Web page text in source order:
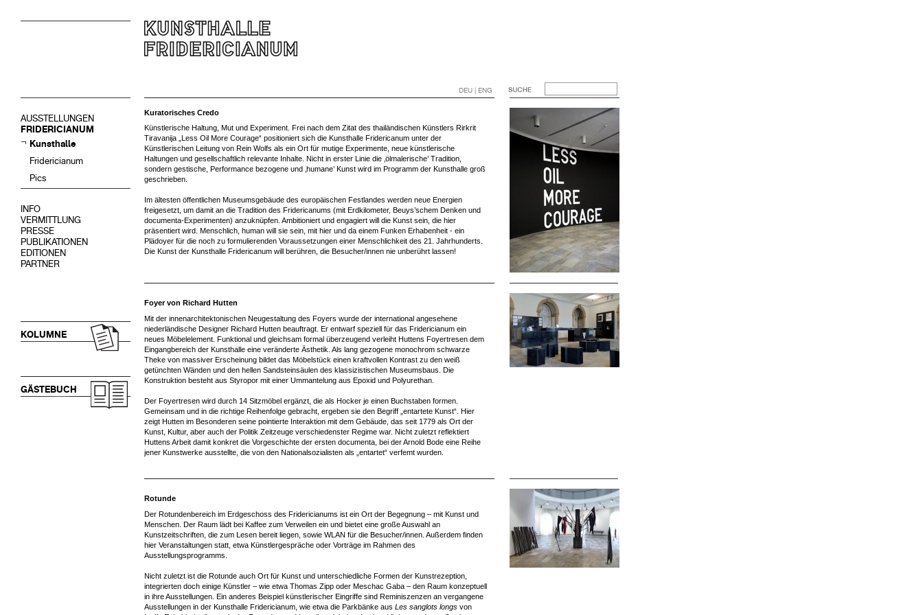
DEU | ENG
AUSSTELLUNGEN
FRIDERICIANUM
Kunsthalle
Fridericianum
Pics
INFO
VERMITTLUNG
PRESSE
PUBLIKATIONEN
EDITIONEN
PARTNER
KOLUMNE
GÄSTEBUCH
Kuratorisches Credo
Künstlerische Haltung, Mut und Experiment. Frei nach dem Zitat des thailändischen Künstlers Rirkrit
Tiravanija „Less Oil More Courage“ positioniert sich die Kunsthalle Fridericanum unter der
Künstlerischen Leitung von Rein Wolfs als ein Ort für mutige Experimente, neue künstlerische
Haltungen und gesellschaftlich relevante Inhalte. Nicht in erster Linie die ‚ölmalerische’ Tradition,
sondern gestische, Performance bezogene und ‚humane’ Kunst wird im Programm der Kunsthalle groß
geschrieben.
Im ältesten öffentlichen Museumsgebäude des europäischen Festlandes werden neue Energien
freigesetzt, um damit an die Tradition des Fridericanums (mit Erdkilometer, Beuys’schem Denken und
documenta-Experimenten) anzuknüpfen. Ambitioniert und engagiert will die Kunst sein, die hier
präsentiert wird. Menschlich, human will sie sein, mit hier und da einem Funken Erhabenheit - ein
Plädoyer für die noch zu formulierenden Voraussetzungen einer Menschlichkeit des 21. Jahrhunderts.
Die Kunst der Kunsthalle Fridericanum will berühren, die Besucher/innen nie unberührt lassen!
Foyer von Richard Hutten
Mit der innenarchitektonischen Neugestaltung des Foyers wurde der international angesehene
niederländische Designer Richard Hutten beauftragt. Er entwarf speziell für das Fridericianum ein
neues Möbelelement. Funktional und gleichsam formal überzeugend verleiht Huttens Foyertresen dem
Eingangbereich der Kunsthalle eine veränderte Ästhetik. Als lang gezogene monochrom schwarze
Theke von massiver Erscheinung bildet das Möbelstück einen kraftvollen Kontrast zu den weiß
getünchten Wänden und den hellen Sandsteinsäulen des klassizistischen Museumsbaus. Die
Konstruktion besteht aus Styropor mit einer Ummantelung aus Epoxid und Polyurethan.
Der Foyertresen wird durch 14 Sitzmöbel ergänzt, die als Hocker je einen Buchstaben formen.
Gemeinsam und in die richtige Reihenfolge gebracht, ergeben sie den Begriff „entartete Kunst“. Hier
zeigt Hutten im Besonderen seine pointierte Interaktion mit dem Gebäude, das seit 1779 als Ort der
Kunst, Kultur, aber auch der Politik Zeitzeuge verschiedenster Regime war. Nicht zuletzt reflektiert
Huttens Arbeit damit konkret die Vorgeschichte der ersten documenta, bei der Arnold Bode eine Reihe
jener Kunstwerke ausstellte, die von den Nationalsozialisten als „entartet“ verfemt wurden.
Rotunde
Der Rotundenbereich im Erdgeschoss des Fridericianums ist ein Ort der Begegnung – mit Kunst und
Menschen. Der Raum lädt bei Kaffee zum Verweilen ein und bietet eine große Auswahl an
Kunstzeitschriften, die zum Lesen bereit liegen, sowie WLAN für die Besucher/innen. Außerdem finden
hier Veranstaltungen statt, etwa Künstlergespräche oder Vorträge im Rahmen des
Ausstellungsprogramms.
Nicht zuletzt ist die Rotunde auch Ort für Kunst und unterschiedliche Formen der Kunstrezeption,
integrierten doch einige Künstler – wie etwa Thomas Zipp oder Meschac Gaba – den Raum konzeptuell
in ihre Ausstellungen. Ein anderes Beispiel künstlerischer Eingriffe sind Reminiszenzen an vergangene
Ausstellungen in der Kunsthalle Fridericianum, wie etwa die Parkbänke aus Les sanglots longs von